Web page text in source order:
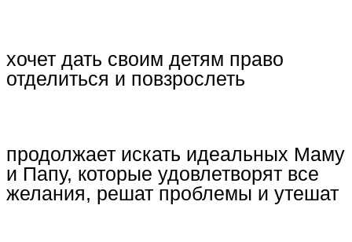
хочет дать своим детям право
отделиться и повзрослеть
продолжает искать идеальных Маму
и Папу, которые удовлетворят все
желания, решат проблемы и утешат